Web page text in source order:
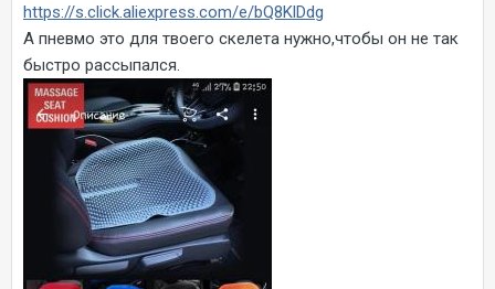
https://s.click.aliexpress.com/e/bQ8KlDdg
А пневмо это для твоего скелета нужно,чтобы он не так
быстро рассыпался.